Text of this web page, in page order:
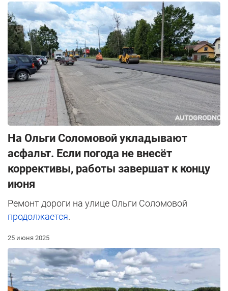
На Ольги Соломовой укладывают
асфальт. Если погода не внесёт
коррективы, работы завершат к концу
июня
Ремонт дороги на улице Ольги Соломовой
продолжается.
25 июня 2025